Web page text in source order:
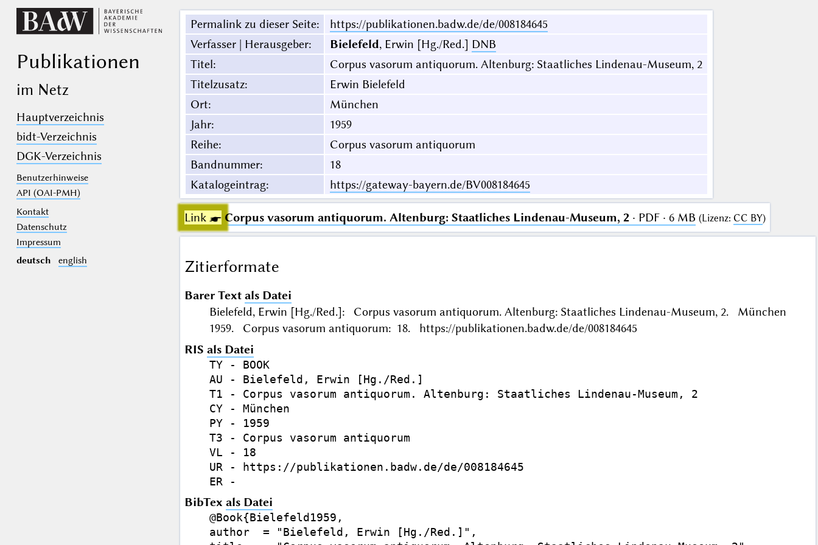
Publikationen
im Netz
Hauptverzeichnis
bidt-Verzeichnis
DGK-Verzeichnis
Benutzerhinweise
API (OAI-PMH)
Kontakt
Datenschutz
Impressum
deutsch
english
Permalink zu dieser Seite:
https://publikationen.badw.de/de/008184645
Verfasser | Herausgeber: Bielefeld, Erwin [Hg./Red.] DNB
Titel:
Corpus vasorum antiquorum. Altenburg: Staatliches Lindenau-Museum, 2
Titelzusatz:
Erwin Bielefeld
Ort:
München
Jahr:
1959
Reihe:
Corpus vasorum antiquorum
Bandnummer:
18
Katalogeintrag: https://gateway-bayern.de/BV008184645
Link ☛ Corpus vasorum antiquorum. Altenburg: Staatliches Lindenau-Museum, 2· PDF · 6 MB (Lizenz: CC BY)
Zitierformate
Barer Text als Datei
Bielefeld, Erwin [Hg./Red.]: Corpus vasorum antiquorum. Altenburg: Staatliches Lindenau-Museum, 2. München
1959. Corpus vasorum antiquorum: 18. https://publikationen.badw.de/de/008184645
RIS als Datei
TY - BOOK
AU - Bielefeld, Erwin [Hg./Red.]
T1 - Corpus vasorum antiquorum. Altenburg: Staatliches Lindenau-Museum, 2
CY - München
PY - 1959
T3 - Corpus vasorum antiquorum
VL - 18
UR - https://publikationen.badw.de/de/008184645
BibTex als Datei
@Book{Bielefeld1959,
author  = "Bielefeld, Erwin [Hg./Red.]",